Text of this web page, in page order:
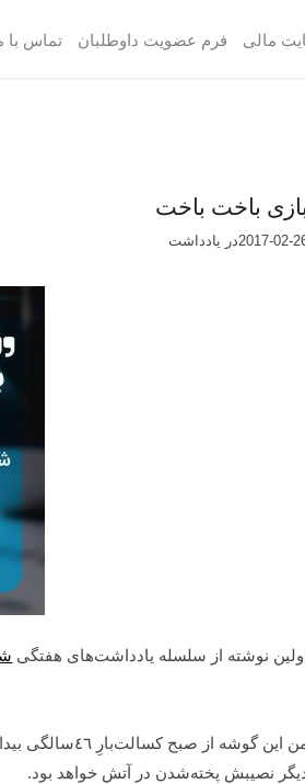
مالی فرم عضویت داوطلبان تماس با
بازی باخت باخت
2017-02-در یادداشت‌‌‌‌‌‌‌
نوشته از سلسله یادداشت‌های هفتگی
من این گوشه
نصیبش پخته‌شدن در آتش خواهد بود.